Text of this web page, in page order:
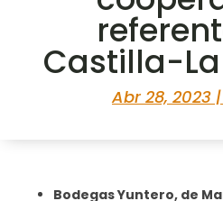
Castilla-
Abr 28, 2023|
Bodegas Yuntero, de